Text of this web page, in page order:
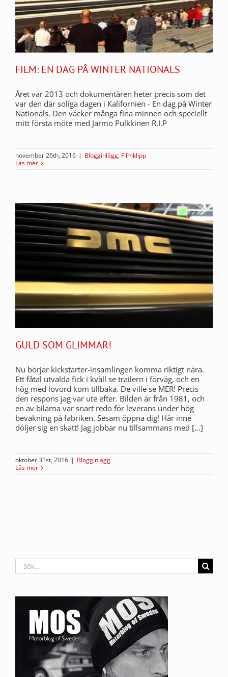
FILM: EN DAG PÅ WINTER NATIONALS
Året var 2013 och dokumentären heter precis som det
var den där soliga dagen i Kalifornien - En dag på Winter
Nationals. Den väcker många fina minnen och speciellt
mitt första möte med Jarmo Pulkkinen R.I.P
november 26th, 2016 | Blogginlägg, Filmklipp
Läs mer
GULD SOM GLIMMAR!
Nu börjar kickstarter-insamlingen komma riktigt nära.
Ett fåtal utvalda fick i kväll se trailern i förväg, och en
hög med lovord kom tillbaka. De ville se MER! Precis
den respons jag var ute efter. Bilden är från 1981, och
en av bilarna var snart redo för leverans under hög
bevakning på fabriken. Sesam öppna dig! Här inne
döljer sig en skatt! Jag jobbar nu tillsammans med [...]
oktober 31st, 2016 | Blogginlägg
Läs mer
Sök
efter: